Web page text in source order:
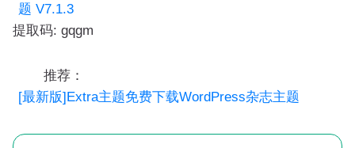
题 V7.1.3
提取码: gqgm
推荐：
[最新版]Extra主题免费下载WordPress杂志主题